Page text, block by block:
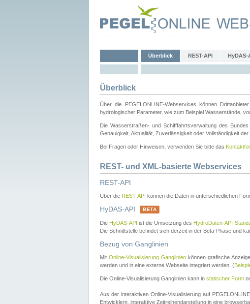
Überblick REST-API HyDAS-
Überblick
Über die PEGELONLINE-Webservices können
hydrologischer Parameter, wie zum Beispiel Wasserstände,
Die Wasserstraßen- und Schifffahrtsverwaltung des
Genauigkeit, Aktualität, Zuverlässigkeit oder Vollständigkeit
Bei Fragen oder Hinweisen, verwenden Sie bitte das
REST- und XML-basierte Webservices
REST-API
Über die REST-API können die Daten in unterschiedlichen
HyDAS-API BETA
Die HyDAS-API ist die Umsetzung des HydroDaten-API-
Die Schnittstelle befindet sich derzeit in der Beta-Phase und
Bezug von Ganglinien
MitOnline-Visualisierung Ganglinien können grafische
werden und in eine externe Webseite integriert werden. (
Die Online-Visualisierung Ganglinien kann in statischer Form
Aus der interaktiven Online-Visualisierung auf
Entwicklern, interaktive Zeitreihendarstellung in eine